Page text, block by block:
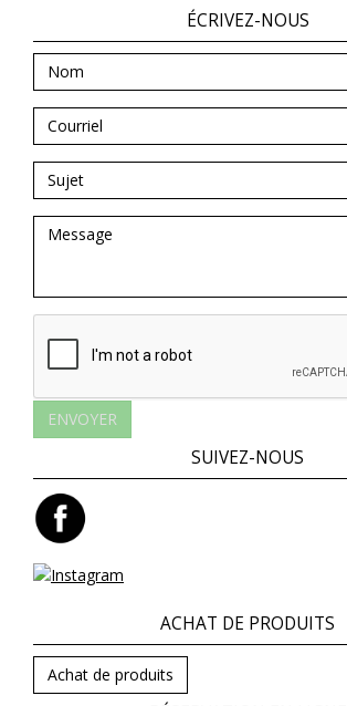
ÉCRIVEZ-NOUS
ENVOYER
SUIVEZ-NOUS
ACHAT DE PRODUITS
Achat de produits